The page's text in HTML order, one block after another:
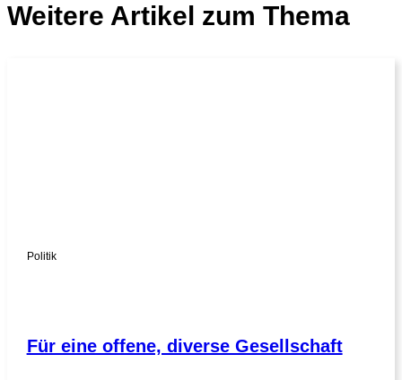
Weitere Artikel zum Thema
Politik
Für eine offene, diverse Gesellschaft